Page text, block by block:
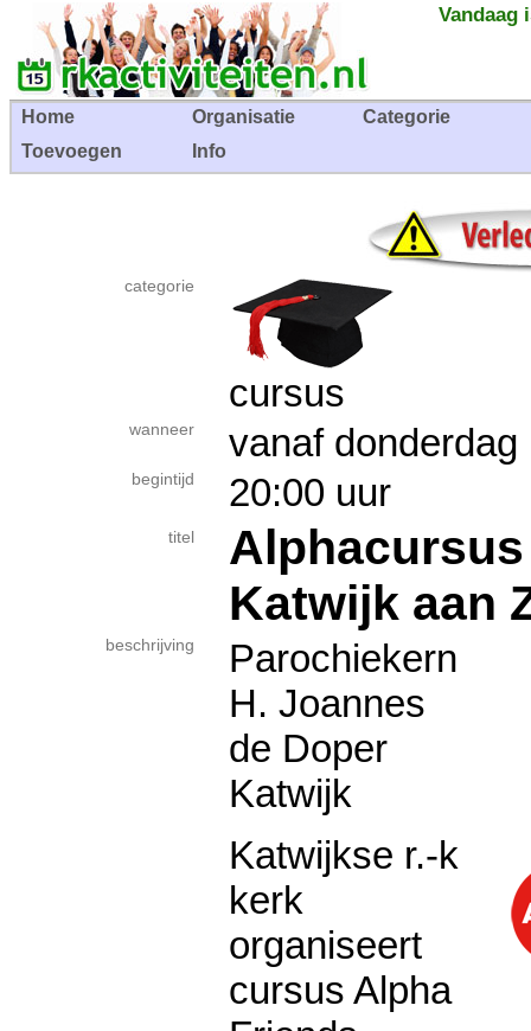
Vandaag
Home Organisatie
Categorie
Toevoegen
Info
categorie
cursus
wanneer vanaf
begintijd 20:00 uur
titel
Katwijk aan
beschrijving
Parochiekern
H. Joannes
de Doper
Katwijk
Katwijkse r.-k
kerk
organiseert
cursus Alpha